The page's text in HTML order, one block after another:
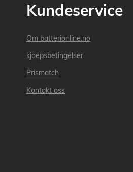
Kundeservice
Om batterionline.no
kjoepsbetingelser
Prismatch
Kontakt oss